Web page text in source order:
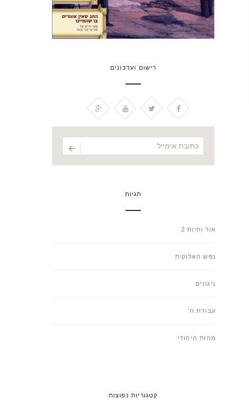
רישום ועדכונים
תגיות
אור וחיות 2
נפש האלוקית
ניגונים
עבודת ה'
מהות היהודי
קטגוריות נפוצות